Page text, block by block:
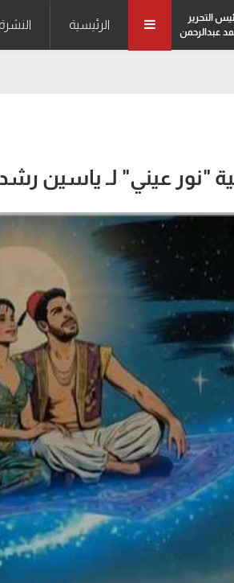
التحرير
عبدالرحمن
الرئيسية النشرة
"نور عيني" لـ ياسين